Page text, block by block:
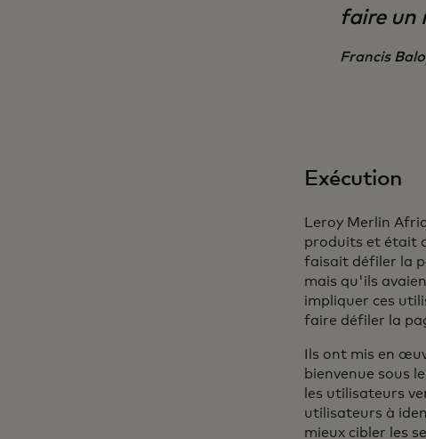
faire un
Francis
Exécution
Leroy Merlin
produits et était
faisait défiler la
mais qu'ils
impliquer ces
faire défiler la
Ils ont mis en
bienvenue sous
les utilisateurs
utilisateurs à
mieux cibler les